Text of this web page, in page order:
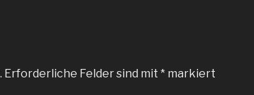
Erforderliche Felder sind mit * markiert